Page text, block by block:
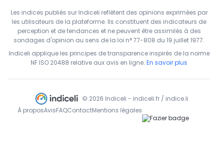
Les indices publiés sur Indiceli reflètent des opinions exprimées par
les utilisateurs de la plateforme. Ils constituent des indicateurs de
perception et de tendances et ne peuvent être assimilés à des
sondages d'opinion au sens de la loi n° 77-808 du 19 juillet 1977.
Indiceli applique les principes de transparence inspirés de la norme
NF ISO 20488 relative aux avis en ligne. En savoir plus
© 2026 Indiceli - indiceli.fr / indice.li
À proposAvisFAQContactMentions légales